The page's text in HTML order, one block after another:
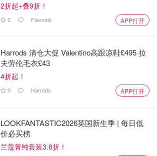
2折起+叠9折！
0 Flannels APP打开
Harrods 清仓大促 Valentino高跟凉鞋£495 拉
夫劳伦毛衣£43
4折起！
0 Harrods APP打开
LOOKFANTASTIC2026英国新生季 | 每日低
价必买榜
兰蔻菁纯套装3.8折！